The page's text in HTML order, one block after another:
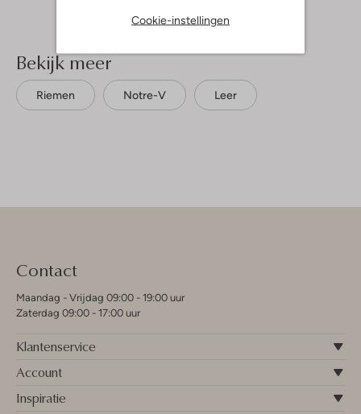
Cookie-instellingen
Bekijk meer
Riemen Notre-V Leer
Contact
Maandag - Vrijdag 09:00 - 19:00 uur
Zaterdag 09:00 - 17:00 uur
Klantenservice
Account
Inspiratie